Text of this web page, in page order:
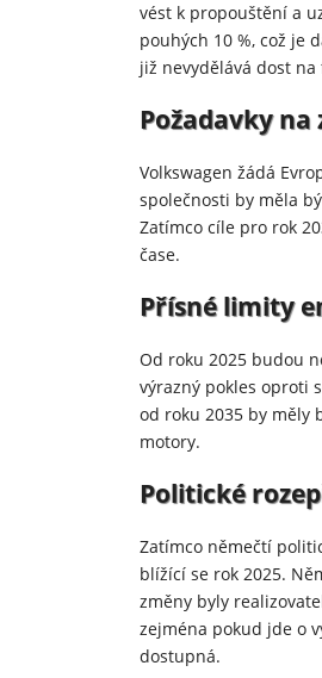
vést k propouštění a
pouhých 10 %, což je
již nevydělává dost
Požadavky
Volkswagen žádá
společnosti by měla
Zatímco cíle pro rok
čase.
Přísné limity
Od roku 2025 budou
výrazný pokles oproti
od roku 2035 by měly
motory.
Politické
Zatímco němečtí
blížící se rok 2025.
změny byly
zejména pokud jde o
dostupná.